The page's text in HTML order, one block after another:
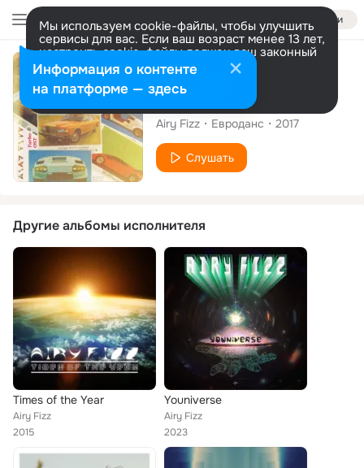
Войти
Мы используем cookie-файлы, чтобы улучшить
сервисы для вас. Если ваш возраст менее 13 лет,
настроить cookie-файлы должен ваш законный
представитель. Больше информации
Разрешить все Настроить
Сингл
Turbo
Airy Fizz Евроданс 2017
Слушать
Другие альбомы исполнителя
Times of the Year
Airy Fizz
2015
Youniverse
Airy Fizz
2023
Информация о контенте
на платформе — здесь